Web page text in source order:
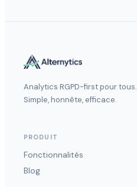
Analytics RGPD-first pour tous.
Simple, honnête, efficace.
PRODUIT
Fonctionnalités
Blog